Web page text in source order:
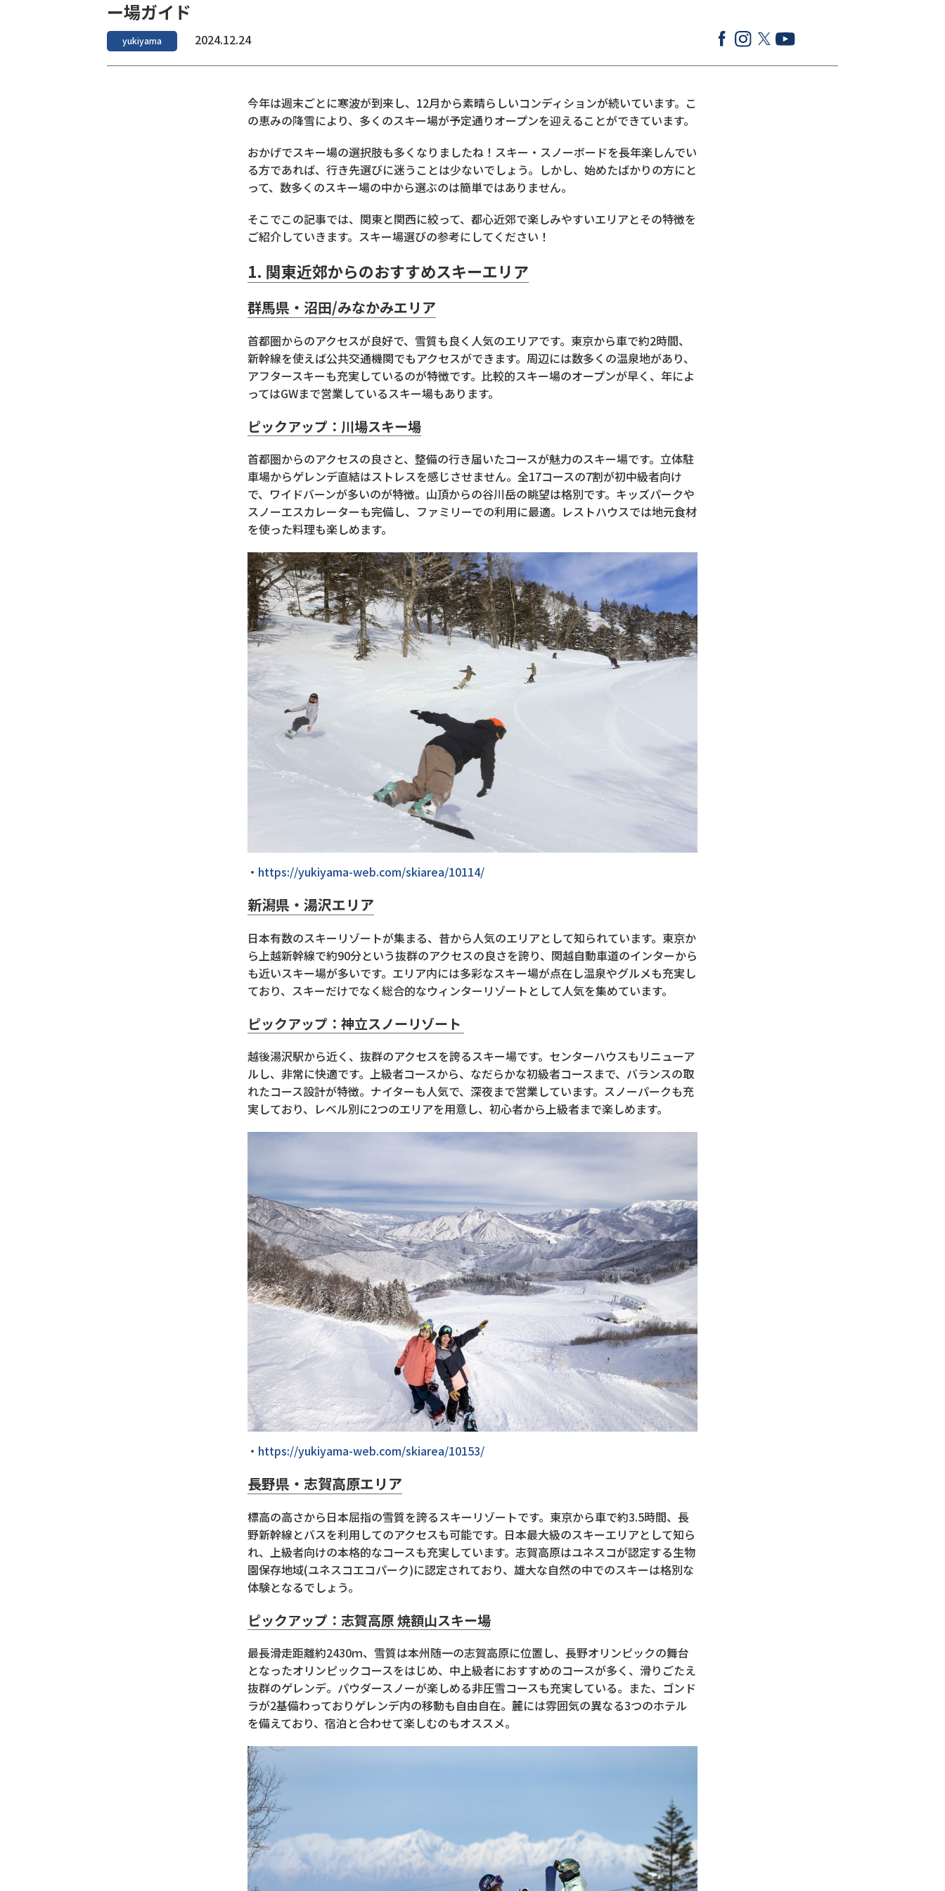
ー場ガイド
yukiyama 2024.12.24
今年は週末ごとに寒波が到来し、12月から素晴らしいコンディションが続いています。こ
の恵みの降雪により、多くのスキー場が予定通りオープンを迎えることができています。
おかげでスキー場の選択肢も多くなりましたね！スキー・スノーボードを長年楽しんでい
る方であれば、行き先選びに迷うことは少ないでしょう。しかし、始めたばかりの方にと
って、数多くのスキー場の中から選ぶのは簡単ではありません。
そこでこの記事では、関東と関西に絞って、都心近郊で楽しみやすいエリアとその特徴を
ご紹介していきます。スキー場選びの参考にしてください！
1. 関東近郊からのおすすめスキーエリア
群馬県・沼田/みなかみエリア
首都圏からのアクセスが良好で、雪質も良く人気のエリアです。東京から車で約2時間、
新幹線を使えば公共交通機関でもアクセスができます。周辺には数多くの温泉地があり、
アフタースキーも充実しているのが特徴です。比較的スキー場のオープンが早く、年によ
ってはGWまで営業しているスキー場もあります。
ピックアップ：川場スキー場
首都圏からのアクセスの良さと、整備の行き届いたコースが魅力のスキー場です。立体駐
車場からゲレンデ直結はストレスを感じさせません。全17コースの7割が初中級者向け
で、ワイドバーンが多いのが特徴。山頂からの谷川岳の眺望は格別です。キッズパークや
スノーエスカレーターも完備し、ファミリーでの利用に最適。レストハウスでは地元食材
を使った料理も楽しめます。
https://yukiyama-web.com/skiarea/10114/
新潟県・湯沢エリア
日本有数のスキーリゾートが集まる、昔から人気のエリアとして知られています。東京か
ら上越新幹線で約90分という抜群のアクセスの良さを誇り、関越自動車道のインターから
も近いスキー場が多いです。エリア内には多彩なスキー場が点在し温泉やグルメも充実し
ており、スキーだけでなく総合的なウィンターリゾートとして人気を集めています。
ピックアップ：神立スノーリゾート
越後湯沢駅から近く、抜群のアクセスを誇るスキー場です。センターハウスもリニューア
ルし、非常に快適です。上級者コースから、なだらかな初級者コースまで、バランスの取
れたコース設計が特徴。ナイターも人気で、深夜まで営業しています。スノーパークも充
実しており、レベル別に2つのエリアを用意し、初心者から上級者まで楽しめます。
https://yukiyama-web.com/skiarea/10153/
長野県・志賀高原エリア
標高の高さから日本屈指の雪質を誇るスキーリゾートです。東京から車で約3.5時間、長
野新幹線とバスを利用してのアクセスも可能です。日本最大級のスキーエリアとして知ら
れ、上級者向けの本格的なコースも充実しています。志賀高原はユネスコが認定する生物
園保存地域(ユネスコエコパーク)に認定されており、雄大な自然の中でのスキーは格別な
体験となるでしょう。
ピックアップ：志賀高原 焼額山スキー場
最長滑走距離約2430ｍ、雪質は本州随一の志賀高原に位置し、長野オリンピックの舞台
となったオリンピックコースをはじめ、中上級者におすすめのコースが多く、滑りごたえ
抜群のゲレンデ。パウダースノーが楽しめる非圧雪コースも充実している。また、ゴンド
ラが2基備わっておりゲレンデ内の移動も自由自在。麓には雰囲気の異なる3つのホテル
を備えており、宿泊と合わせて楽しむのもオススメ。